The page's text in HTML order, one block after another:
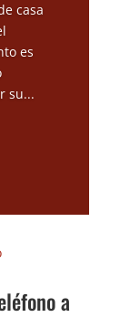
casa
es
su...
a